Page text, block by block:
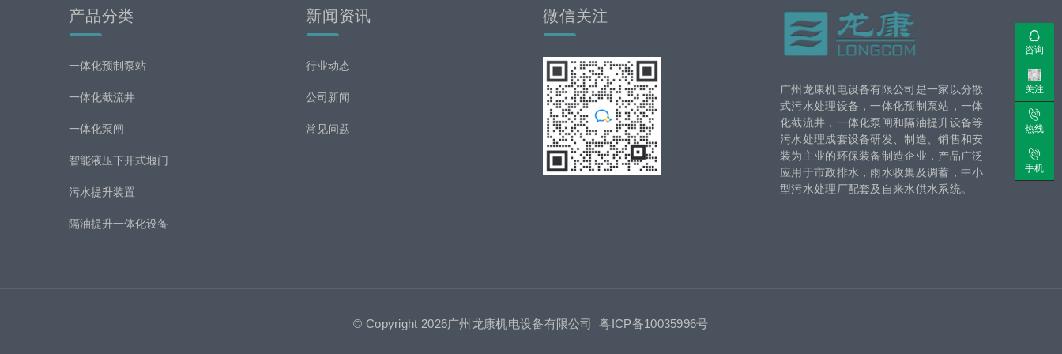
产品分类
一体化预制泵站
一体化截流井
一体化泵闸
智能液压下开式堰门
污水提升装置
隔油提升一体化设备
新闻资讯
行业动态
公司新闻
常见问题
微信关注
广州龙康机电设备有限公司是一家以分散
式污水处理设备，一体化预制泵站，一体
化截流井，一体化泵闸和隔油提升设备等
污水处理成套设备研发、制造、销售和安
装为主业的环保装备制造企业，产品广泛
应用于市政排水，雨水收集及调蓄，中小
型污水处理厂配套及自来水供水系统。
© Copyright 2026广州龙康机电设备有限公司粤ICP备10035996号
咨询
关注
热线
手机